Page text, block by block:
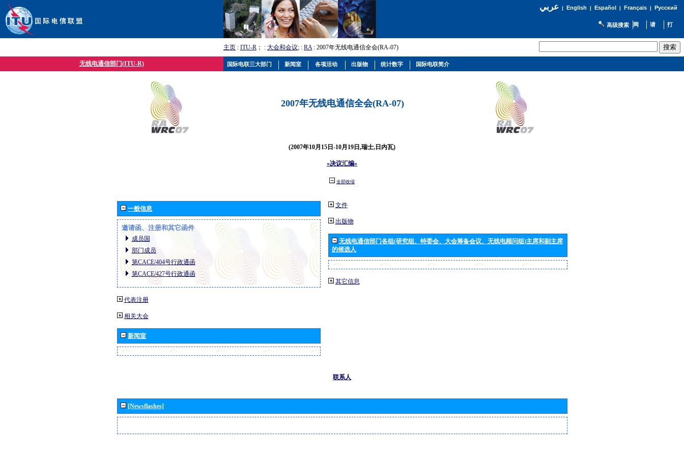
عربي| English | Español | Français| Русский
高级搜索
主页 : ITU-R ； : 大会和会议; : RA: 2007年无线电通信全会(RA-07)
无线电通信部门(ITU-R)
2007年无线电通信全会(RA-07)
(2007年10月15日-10月19日,瑞士,日内瓦)
«决议汇编»
全部收缩
一般信息
邀请函、注册和其它函件
成员国
部门成员
第CACE/404号行政通函
第CACE/427号行政通函
代表注册
相关大会
新闻室
文件
出版物
无线电通信部门各组(研究组、特委会、大会筹备会议、无线电顾问组)主席和副主席
的候选人
其它信息
联系人
[Newsflashes]
国际电联三大部门 新闻室 各项活动 出版物 统计数字 国际电联简介